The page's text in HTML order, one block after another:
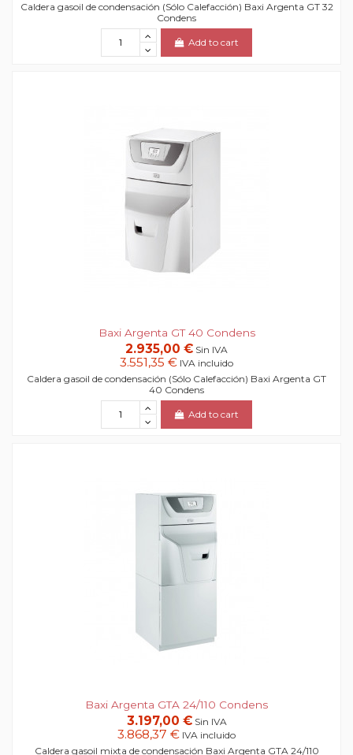
Caldera gasoil de condensación (Sólo Calefacción) Baxi Argenta GT 32
Condens
Add to cart
Baxi Argenta GT 40 Condens
2.935,00 € Sin IVA
3.551,35 € IVA incluido
Caldera gasoil de condensación (Sólo Calefacción) Baxi Argenta GT
40 Condens
Add to cart
Baxi Argenta GTA 24/110 Condens
3.197,00 € Sin IVA
3.868,37 € IVA incluido
Caldera gasoil mixta de condensación Baxi Argenta GTA 24/110